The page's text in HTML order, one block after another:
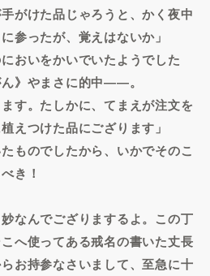
がけた品じゃろうと、かく夜中
参ったが、覚えはないか」
おいをかいでいたようでした
》やまさに的中――。
す。たしかに、てまえが注文を
えつけた品にござります」
ものでしたから、いかでそのこ
き！
なんでござりまするよ。この丁
へ使ってある戒名の書いた丈長
お持参なさいまして、至急に十